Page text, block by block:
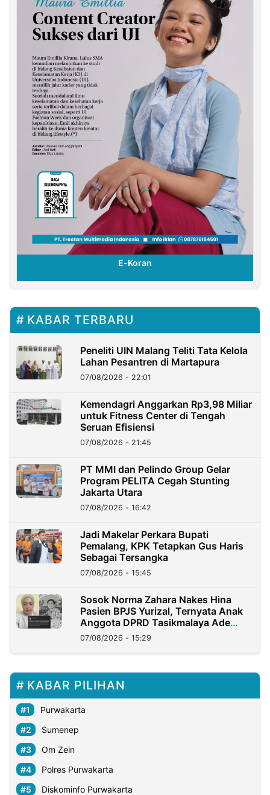
E-Koran
KABAR TERBARU
Peneliti UIN Malang Teliti Tata Kelola
Lahan Pesantren di Martapura
07/08/2026 - 22:01
Kemendagri Anggarkan Rp3,98 Miliar
untuk Fitness Center di Tengah
Seruan Efisiensi
07/08/2026 - 21:45
PT MMI dan Pelindo Group Gelar
Program PELITA Cegah Stunting
Jakarta Utara
07/08/2026 - 16:42
Jadi Makelar Perkara Bupati
Pemalang, KPK Tetapkan Gus Haris
Sebagai Tersangka
07/08/2026 - 15:45
Sosok Norma Zahara Nakes Hina
Pasien BPJS Yurizal, Ternyata Anak
Anggota DPRD Tasikmalaya Ade
Lukman
07/08/2026 - 15:29
KABAR PILIHAN
Purwakarta
Sumenep
Om Zein
Polres Purwakarta
Diskominfo Purwakarta